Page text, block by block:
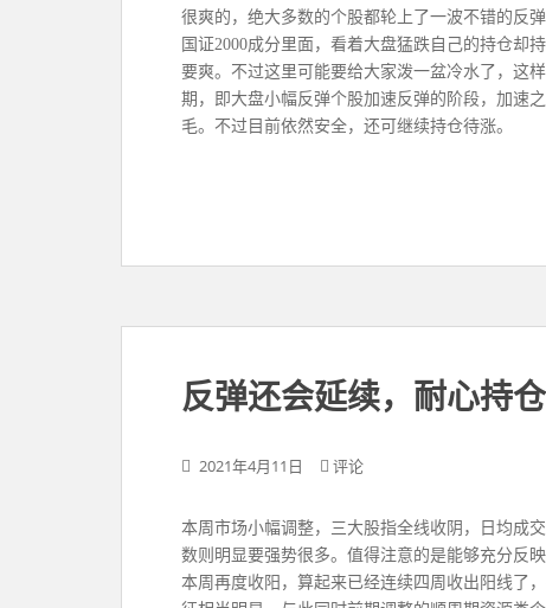
很爽的，绝大多数的个股都轮上了一波不错的反
国证2000成分里面，看着大盘猛跌自己的持仓却
要爽。不过这里可能要给大家泼一盆冷水了，这
期，即大盘小幅反弹个股加速反弹的阶段，加速
毛。不过目前依然安全，还可继续持仓待涨。
反弹还会延续，耐心持
2021年4月11日 评论
本周市场小幅调整，三大股指全线收阴，日均成
数则明显要强势很多。值得注意的是能够充分反
本周再度收阳，算起来已经连续四周收出阳线了